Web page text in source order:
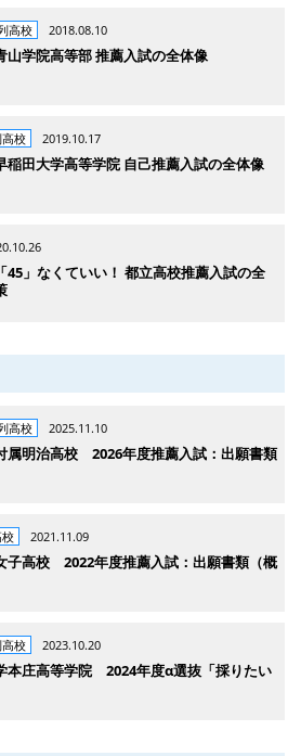
高校 2018.08.10
山学院高等部 推薦入試の全体像
校 2019.10.17
稲田大学高等学院 自己推薦入試の全体像
45」なくていい！ 都立高校推薦入試の全
高校 2025.11.10
属明治高校 2026年度推薦入試：出願書類
2021.11.09
子高校 2022年度推薦入試：出願書類（概
校 2023.10.20
本庄高等学院 2024年度α選抜「採りたい